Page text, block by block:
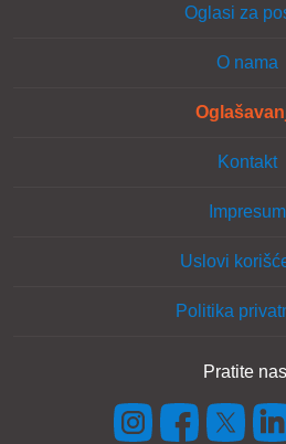
Oglasi za
O nama
Kontakt
Impresum
Uslovi
Politika
Pratite